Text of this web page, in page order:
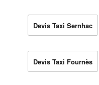
Devis Taxi Sernhac
Devis Taxi Fournès